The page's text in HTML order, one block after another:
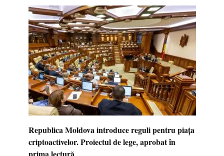
Republica Moldova introduce reguli pentru piața
criptoactivelor. Proiectul de lege, aprobat în
prima lectură